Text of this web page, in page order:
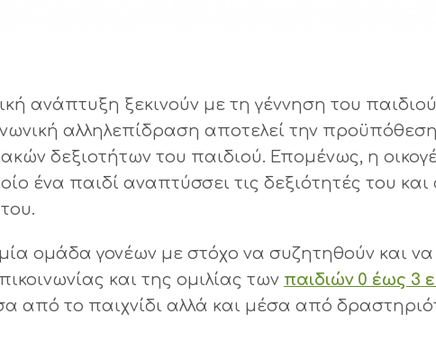
ανάπτυξη ξεκινούν με τη γέννηση του
αλληλεπίδραση αποτελεί την
δεξιοτήτων του παιδιού. Επομένως, η
ένα παιδί αναπτύσσει τις δεξιότητές του
ομάδα γονέων με στόχο να συζητηθούν και
και της ομιλίας των παιδιών 0 έως 3
το παιχνίδι αλλά και μέσα από